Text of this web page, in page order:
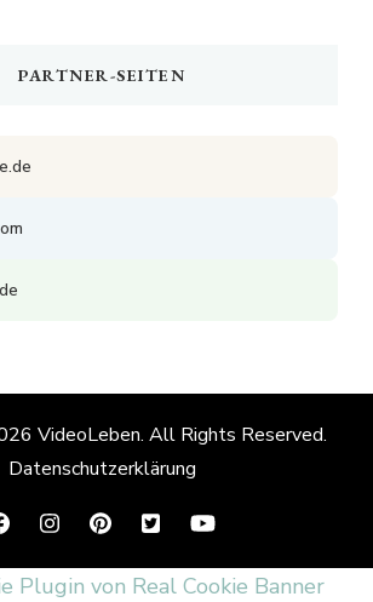
PARTNER-SEITEN
VideoLeben. All Rights Reserved.
Datenschutzerklärung
Plugin von Real Cookie Banner